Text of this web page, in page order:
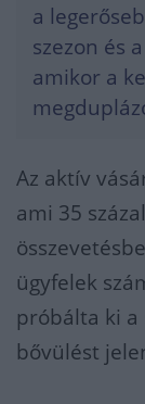
a
szezon és
amikor a
Az aktív
ami 35
ügyfelek
próbálta ki a
bővülést